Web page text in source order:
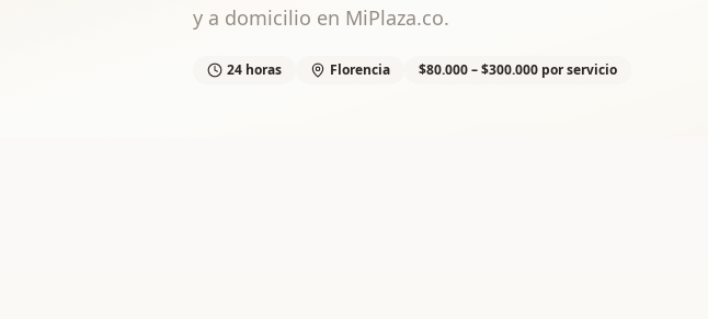
y a domicilio en MiPlaza.co.
24 horas Florencia $80.000 – $300.000 por servicio